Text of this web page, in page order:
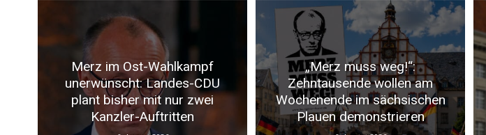
Merz im Ost-Wahlkampf
unerwünscht: Landes-CDU
plant bisher mit nur zwei
Kanzler-Auftritten
„Merz muss weg!“:
Zehntausende wollen am
Wochenende im sächsischen
Plauen demonstrieren